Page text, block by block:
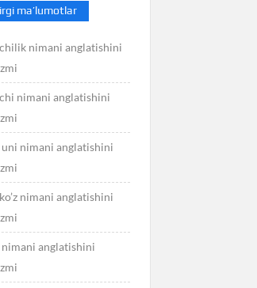
ma’lumotlar
nimani anglatishini
nimani anglatishini
nimani anglatishini
nimani anglatishini
anglatishini